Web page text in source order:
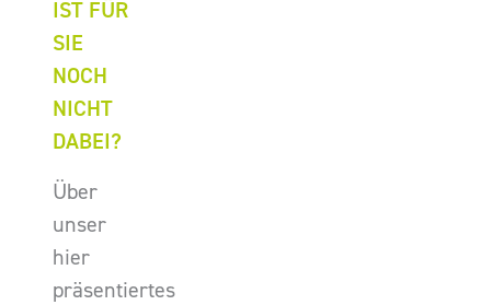
IST FÜR
SIE
NOCH
NICHT
DABEI?
Über
unser
hier
präsentiertes